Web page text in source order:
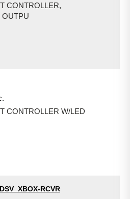
CONTROLLER,
CONTROLLER W/LED
RCVR